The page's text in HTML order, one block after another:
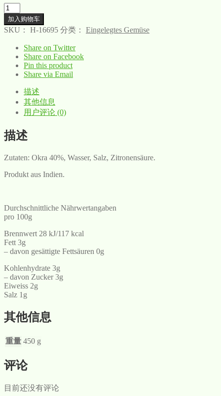
数
量
加入购物车
SKU： H-16695 分类： Eingelegtes Gemüse
Share on Twitter
Share on Facebook
Pin this product
Share via Email
描述
其他信息
用户评论 (0)
描述
Zutaten: Okra 40%, Wasser, Salz, Zitronensäure.
Produkt aus Indien.
Durchschnittliche Nährwertangaben
pro 100g
Brennwert 28 kJ/117 kcal
Fett 3g
– davon gesättigte Fettsäuren 0g
Kohlenhydrate 3g
– davon Zucker 3g
Eiweiss 2g
Salz 1g
其他信息
重量 450 g
评论
目前还没有评论